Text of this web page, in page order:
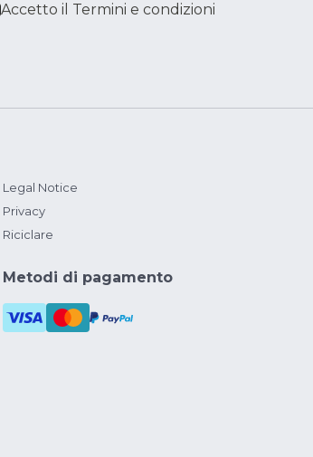
Accetto il Termini e condizioni
Legal Notice
Privacy
Riciclare
Metodi di pagamento